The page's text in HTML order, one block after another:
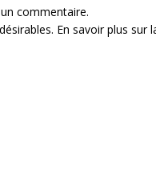
commentaire.
En savoir plus sur